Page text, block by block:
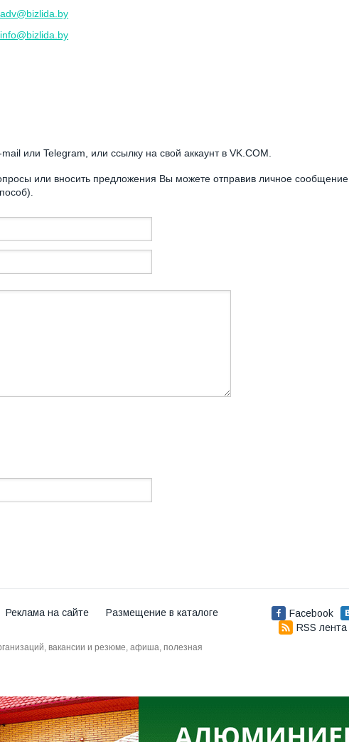
adv@bizlida.by
info@bizlida.by
или Telegram, или ссылку на свой аккаунт в VK.COM.
или вносить предложения Вы можете отправив личное сообщение
Реклама на сайте Размещение в каталоге
вакансии и резюме, афиша, полезная
Facebook
RSS лента